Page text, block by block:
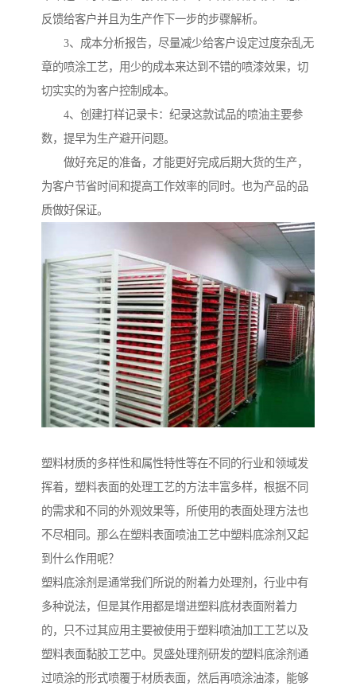
反馈给客户并且为生产作下一步的步骤解析。
3、成本分析报告，尽量减少给客户设定过度杂乱无
章的喷涂工艺，用少的成本来达到不错的喷漆效果，切
切实实的为客户控制成本。
4、创建打样记录卡：纪录这款试品的喷油主要参
数，提早为生产避开问题。
做好充足的准备，才能更好完成后期大货的生产，
为客户节省时间和提高工作效率的同时。也为产品的品
质做好保证。
塑料材质的多样性和属性特性等在不同的行业和领域发
挥着，塑料表面的处理工艺的方法丰富多样，根据不同
的需求和不同的外观效果等，所使用的表面处理方法也
不尽相同。那么在塑料表面喷油工艺中塑料底涂剂又起
到什么作用呢？
塑料底涂剂是通常我们所说的附着力处理剂，行业中有
多种说法，但是其作用都是增进塑料底材表面附着力
的，只不过其应用主要被使用于塑料喷油加工工艺以及
塑料表面黏胶工艺中。炅盛处理剂研发的塑料底涂剂通
过喷涂的形式喷覆于材质表面，然后再喷涂油漆，能够